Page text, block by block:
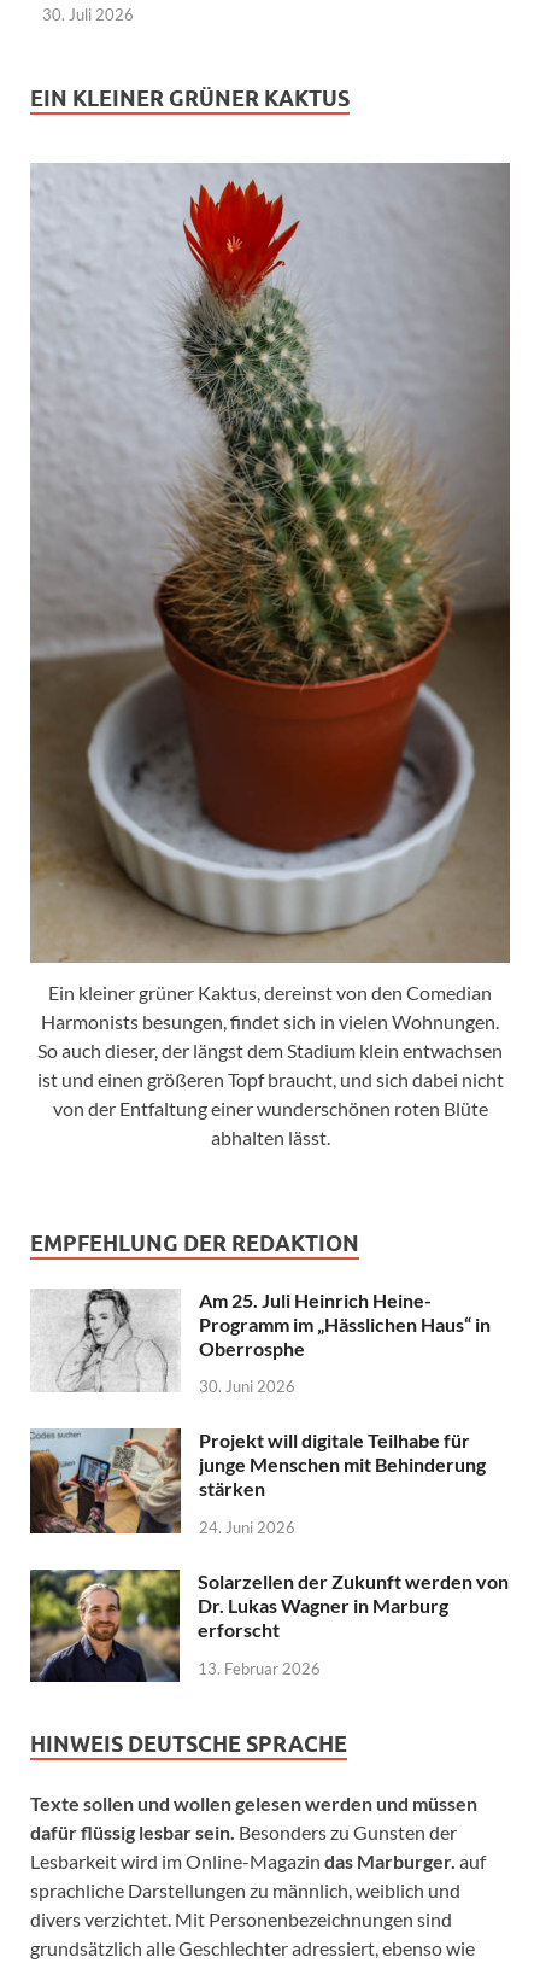
30. Juli 2026
EIN KLEINER GRÜNER KAKTUS
Ein kleiner grüner Kaktus, dereinst von den Comedian
Harmonists besungen, findet sich in vielen Wohnungen.
So auch dieser, der längst dem Stadium klein entwachsen
ist und einen größeren Topf braucht, und sich dabei nicht
von der Entfaltung einer wunderschönen roten Blüte
abhalten lässt.
EMPFEHLUNG DER REDAKTION
Am 25. Juli Heinrich Heine-
Programm im „Hässlichen Haus“ in
Oberrosphe
30. Juni 2026
Projekt will digitale Teilhabe für
junge Menschen mit Behinderung
stärken
24. Juni 2026
Solarzellen der Zukunft werden von
Dr. Lukas Wagner in Marburg
erforscht
13. Februar 2026
HINWEIS DEUTSCHE SPRACHE
Texte sollen und wollen gelesen werden und müssen
dafür flüssig lesbar sein. Besonders zu Gunsten der
Lesbarkeit wird im Online-Magazin das Marburger. auf
sprachliche Darstellungen zu männlich, weiblich und
divers verzichtet. Mit Personenbezeichnungen sind
grundsätzlich alle Geschlechter adressiert, ebenso wie